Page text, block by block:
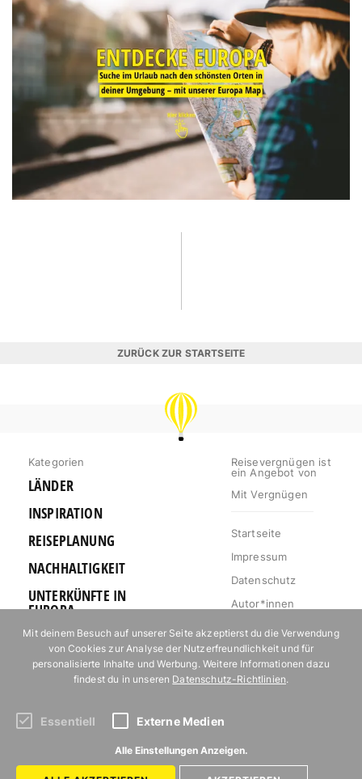
ZURÜCK ZUR STARTSEITE
REISEVERGNÜGEN
Kategorien
LÄNDER
INSPIRATION
REISEPLANUNG
NACHHALTIGKEIT
UNTERKÜNFTE IN
EUROPA
OUTDOOR
URLAUB FÜR
FOODIES
Reisevergnügen ist
ein Angebot von
Mit Vergnügen
Startseite
Impressum
Datenschutz
Autor*innen
Mediakit
Jobs
Kontakt
Abonniere unseren Newsletter!
Mit deinem Besuch auf unserer Seite akzeptierst du die Verwendung
von Cookies zur Analyse der Nutzerfreundlichkeit und für
personalisierte Inhalte und Werbung. Weitere Informationen dazu
findest du in unseren Datenschutz-Richtlinien.
Essentiell Externe Medien
Alle Einstellungen Anzeigen.